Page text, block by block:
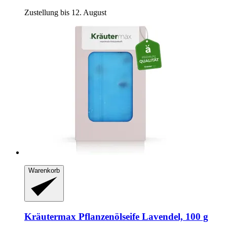
Zustellung bis 12. August
Warenkorb
Kräutermax Pflanzenölseife Lavendel, 100 g